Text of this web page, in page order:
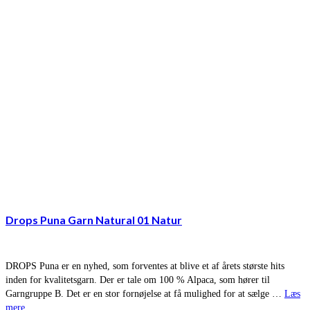
Drops Puna Garn Natural 01 Natur
DROPS Puna er en nyhed, som forventes at blive et af årets største hits
inden for kvalitetsgarn. Der er tale om 100 % Alpaca, som hører til
Garngruppe B. Det er en stor fornøjelse at få mulighed for at sælge … Læs
mere